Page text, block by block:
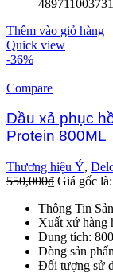
Thêm vào giỏ hàng
Quick view
-36%
Compare
Dầu xả phục
Protein 800ML
Thương hiệu Ý,
550,000₫ Giá gốc
Thông Tin
Xuất xứ hàng
Dung tích:
Dòng sản
Đối tượng sử